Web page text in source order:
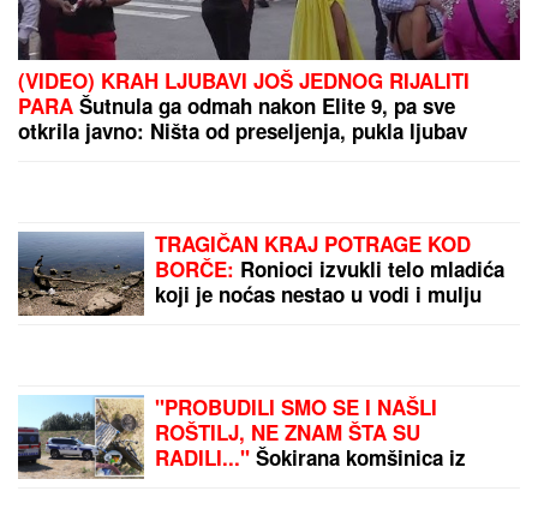
(VIDEO) KRAH LJUBAVI JOŠ JEDNOG RIJALITI
PARA Šutnula ga odmah nakon Elite 9, pa sve
otkrila javno: Ništa od preseljenja, pukla ljubav
TRAGIČAN KRAJ POTRAGE KOD
BORČE: Ronioci izvukli telo mladića
koji je noćas nestao u vodi i mulju
"PROBUDILI SMO SE I NAŠLI
ROŠTILJ, NE ZNAM ŠTA SU
RADILI..." Šokirana komšinica iz